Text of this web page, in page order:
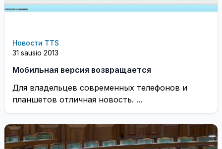
Новости TTS
31 sausio 2013
Мобильная версия возвращается
Для владельцев современных телефонов и
планшетов отличная новость. ...